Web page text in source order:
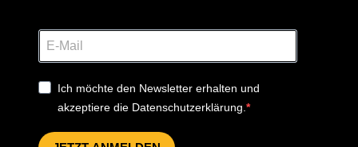
Ich möchte den Newsletter erhalten und
akzeptiere die Datenschutzerklärung.